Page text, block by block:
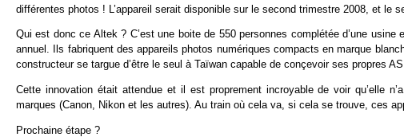
différentes photos ! L’appareil serait disponible sur le second trimestre 2008, et le
Qui est donc ce Altek ? C’est une boite de 550 personnes complétée d’une
annuel. Ils fabriquent des appareils photos numériques compacts en marque
constructeur se targue d’être le seul à Taïwan capable de conçevoir ses propres
Cette innovation était attendue et il est proprement incroyable de voir qu’elle
marques (Canon, Nikon et les autres). Au train où cela va, si cela se trouve, ces
Prochaine étape ?